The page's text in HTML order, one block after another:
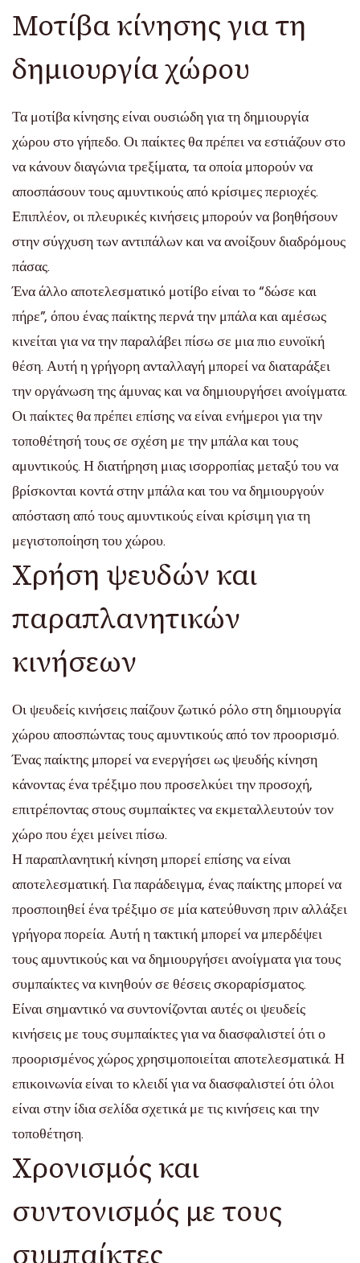
Μοτίβα κίνησης για τη
δημιουργία χώρου
Τα μοτίβα κίνησης είναι ουσιώδη για τη δημιουργία
χώρου στο γήπεδο. Οι παίκτες θα πρέπει να εστιάζουν στο
να κάνουν διαγώνια τρεξίματα, τα οποία μπορούν να
αποσπάσουν τους αμυντικούς από κρίσιμες περιοχές.
Επιπλέον, οι πλευρικές κινήσεις μπορούν να βοηθήσουν
στην σύγχυση των αντιπάλων και να ανοίξουν διαδρόμους
πάσας.
Ένα άλλο αποτελεσματικό μοτίβο είναι το “δώσε και
πήρε”, όπου ένας παίκτης περνά την μπάλα και αμέσως
κινείται για να την παραλάβει πίσω σε μια πιο ευνοϊκή
θέση. Αυτή η γρήγορη ανταλλαγή μπορεί να διαταράξει
την οργάνωση της άμυνας και να δημιουργήσει ανοίγματα.
Οι παίκτες θα πρέπει επίσης να είναι ενήμεροι για την
τοποθέτησή τους σε σχέση με την μπάλα και τους
αμυντικούς. Η διατήρηση μιας ισορροπίας μεταξύ του να
βρίσκονται κοντά στην μπάλα και του να δημιουργούν
απόσταση από τους αμυντικούς είναι κρίσιμη για τη
μεγιστοποίηση του χώρου.
Χρήση ψευδών και
παραπλανητικών
κινήσεων
Οι ψευδείς κινήσεις παίζουν ζωτικό ρόλο στη δημιουργία
χώρου αποσπώντας τους αμυντικούς από τον προορισμό.
Ένας παίκτης μπορεί να ενεργήσει ως ψευδής κίνηση
κάνοντας ένα τρέξιμο που προσελκύει την προσοχή,
επιτρέποντας στους συμπαίκτες να εκμεταλλευτούν τον
χώρο που έχει μείνει πίσω.
Η παραπλανητική κίνηση μπορεί επίσης να είναι
αποτελεσματική. Για παράδειγμα, ένας παίκτης μπορεί να
προσποιηθεί ένα τρέξιμο σε μία κατεύθυνση πριν αλλάξει
γρήγορα πορεία. Αυτή η τακτική μπορεί να μπερδέψει
τους αμυντικούς και να δημιουργήσει ανοίγματα για τους
συμπαίκτες να κινηθούν σε θέσεις σκοραρίσματος.
Είναι σημαντικό να συντονίζονται αυτές οι ψευδείς
κινήσεις με τους συμπαίκτες για να διασφαλιστεί ότι ο
προορισμένος χώρος χρησιμοποιείται αποτελεσματικά. Η
επικοινωνία είναι το κλειδί για να διασφαλιστεί ότι όλοι
είναι στην ίδια σελίδα σχετικά με τις κινήσεις και την
τοποθέτηση.
Χρονισμός και
συντονισμός με τους